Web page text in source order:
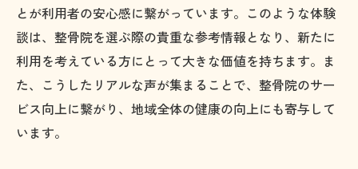
とが利用者の安心感に繋がっています。このような体験
談は、整骨院を選ぶ際の貴重な参考情報となり、新たに
利用を考えている方にとって大きな価値を持ちます。ま
た、こうしたリアルな声が集まることで、整骨院のサー
ビス向上に繋がり、地域全体の健康の向上にも寄与して
います。